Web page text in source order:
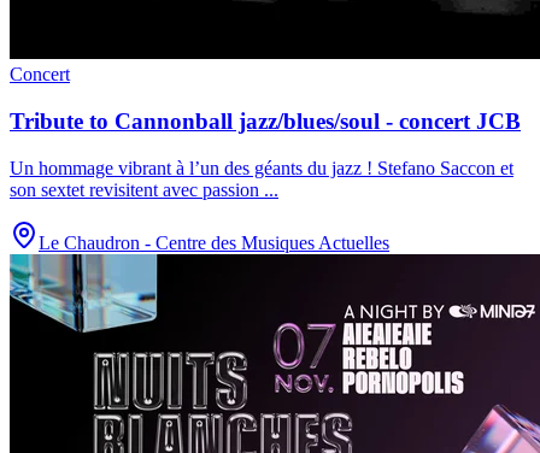
Concert
Tribute to Cannonball jazz/blues/soul - concert JCB
Un hommage vibrant à l’un des géants du jazz ! Stefano Saccon et
son sextet revisitent avec passion ...
Le Chaudron - Centre des Musiques Actuelles